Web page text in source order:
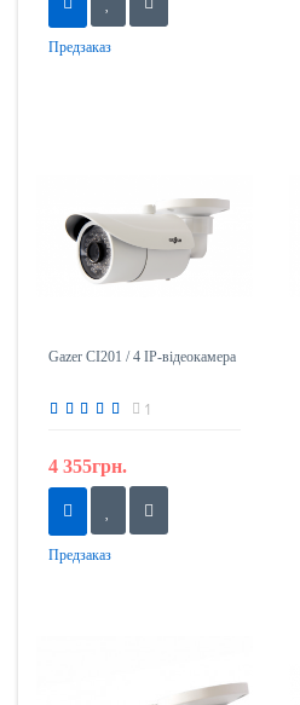
Предзаказ
Gazer CI201 / 4 IP-відеокамера
1
4 355грн.
Предзаказ